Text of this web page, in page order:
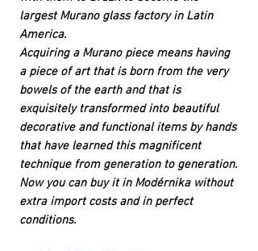
largest Murano glass factory in Latin
America.
Acquiring a Murano piece means having
a piece of art that is born from the very
bowels of the earth and that is
exquisitely transformed into beautiful
decorative and functional items by hands
that have learned this magnificent
technique from generation to generation.
Now you can buy it in Modérnika without
extra import costs and in perfect
conditions.